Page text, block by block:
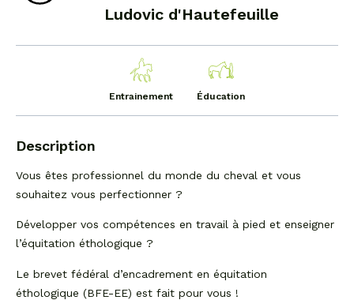
Ludovic d'Hautefeuille
Entrainement Éducation
Description
Vous êtes professionnel du monde du cheval et vous
souhaitez vous perfectionner ?
Développer vos compétences en travail à pied et enseigner
l’équitation éthologique ?
​Le brevet fédéral d’encadrement en équitation
éthologique (BFE-EE) est fait pour vous !